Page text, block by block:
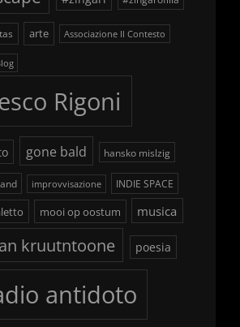
arte Associazione Il Contesto
Rigoni
gone bald hansko mislzig
improvvisazione INDIE SPACE
mooi op oostum musica
kruutntoone poesia
antidoto